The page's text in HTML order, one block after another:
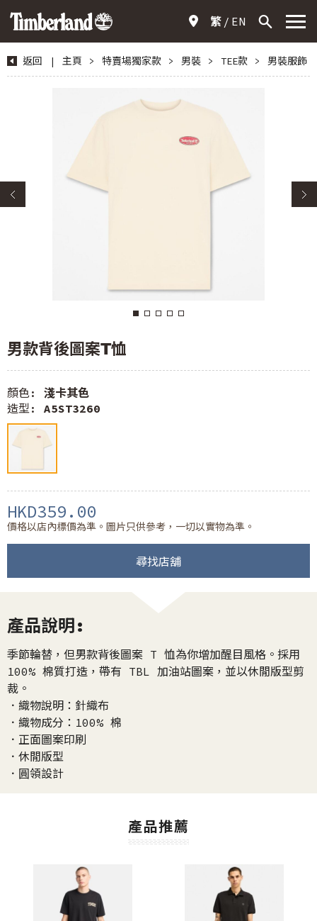
繁 EN
返回 | 主頁 > 特賣場獨家款 > 男裝 > TEE款 > 男裝服飾
男款背後圖案T恤
顏色: 淺卡其色
造型: A5ST3260
HKD359.00
價格以店內標價為準。圖片只供參考，一切以實物為準。
尋找店舖
產品說明:
季節輪替，但男款背後圖案 T 恤為你增加醒目風格。採用
100% 棉質打造，帶有 TBL 加油站圖案，並以休閒版型剪
裁。
．織物說明：針織布
．織物成分：100% 棉
．正面圖案印刷
．休閒版型
．圓領設計
產品推薦